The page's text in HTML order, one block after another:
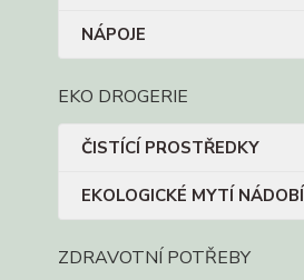
NÁPOJE
EKO DROGERIE
ČISTÍCÍ PROSTŘEDKY
EKOLOGICKÉ MYTÍ NÁDOBÍ
ZDRAVOTNÍ POTŘEBY